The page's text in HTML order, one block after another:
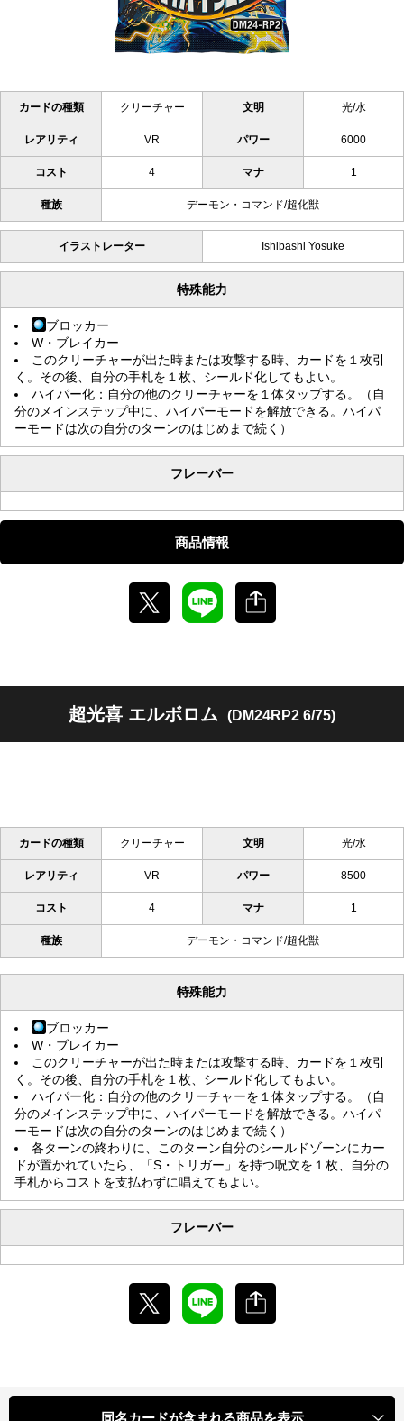
カードの種類 クリーチャー 文明 光/水
レアリティ VR パワー 6000
コスト 4 マナ 1
種族 デーモン・コマンド/超化獣
イラストレーター Ishibashi Yosuke
特殊能力
ブロッカー
W・ブレイカー
このクリーチャーが出た時または攻撃する時、カードを１枚引
く。その後、自分の手札を１枚、シールド化してもよい。
ハイパー化：自分の他のクリーチャーを１体タップする。（自
分のメインステップ中に、ハイパーモードを解放できる。ハイパ
ーモードは次の自分のターンのはじめまで続く）
フレーバー
商品情報
超光喜 エルボロム (DM24RP2 6/75)
カードの種類 クリーチャー 文明 光/水
レアリティ VR パワー 8500
コスト 4 マナ 1
種族 デーモン・コマンド/超化獣
特殊能力
ブロッカー
W・ブレイカー
このクリーチャーが出た時または攻撃する時、カードを１枚引
く。その後、自分の手札を１枚、シールド化してもよい。
ハイパー化：自分の他のクリーチャーを１体タップする。（自
分のメインステップ中に、ハイパーモードを解放できる。ハイパ
ーモードは次の自分のターンのはじめまで続く）
各ターンの終わりに、このターン自分のシールドゾーンにカー
ドが置かれていたら、「S・トリガー」を持つ呪文を１枚、自分の
手札からコストを支払わずに唱えてもよい。
フレーバー
同名カードが含まれる商品を表示